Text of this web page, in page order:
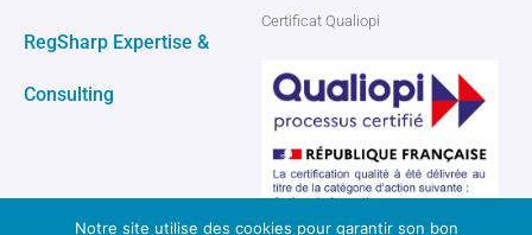
RegSharp Expertise &
Consulting
Certificat Qualiopi
Notre site utilise des cookies pour garantir son bon